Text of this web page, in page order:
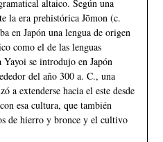
altaico. Según una
la era prehistórica Jōmon (c.
en Japón una lengua de origen
como el de las lenguas
Yayoi se introdujo en Japón
del año 300 a. C., una
a extenderse hacia el este desde
esa cultura, que también
de hierro y bronce y el cultivo